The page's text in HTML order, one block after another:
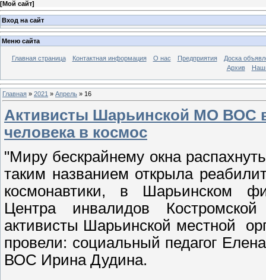
[Мой сайт]
Вход на сайт
Меню сайта
Главная страница Контактная информация О нас Предприятия
Доска
Архив
Главная » 2021 » Апрель » 16
Активисты Шарьинской МО ВОС
человека в космос
"Миру бескрайнему окна
таким названием открыла
космонавтики, в Шарьинском
Центра инвалидов
активисты Шарьинской местной
провели: социальный педагог
ВОС Ирина Дудина.